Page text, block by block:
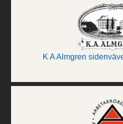
K A Almgren